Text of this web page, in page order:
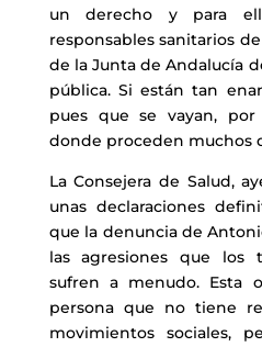
un derecho y para
responsables sanitarios
de la Junta de Andalucía
pública. Si están tan
pues que se vayan,
donde proceden muchos
La Consejera de Salud,
unas declaraciones
que la denuncia de
las agresiones que los
sufren a menudo. Esta
persona que no tiene
movimientos sociales,